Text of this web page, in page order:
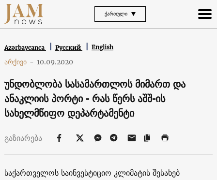
ᲥᲐᲠᲗᲣᲚᲘ
Azərbaycanca Русский English
არქივი - 10.09.2020
უნდობლობა სასამართლოს მიმართ და
ანაკლიის პორტი - რას წერს აშშ-ის
სახელმწიფო დეპარტამენტი
გაზიარება
საქართველოს საინვესტიციო კლიმატის შესახებ